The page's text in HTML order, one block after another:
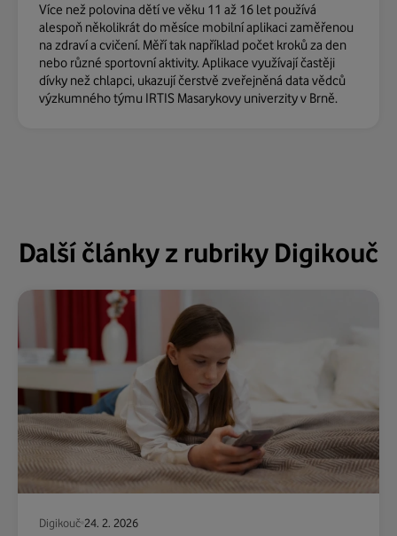
Více než polovina dětí ve věku 11 až 16 let používá
alespoň několikrát do měsíce mobilní aplikaci zaměřenou
na zdraví a cvičení. Měří tak například počet kroků za den
nebo různé sportovní aktivity. Aplikace využívají častěji
dívky než chlapci, ukazují čerstvě zveřejněná data vědců
výzkumného týmu IRTIS Masarykovy univerzity v Brně.
Další články z rubriky Digikouč
Digikouč 24. 2. 2026